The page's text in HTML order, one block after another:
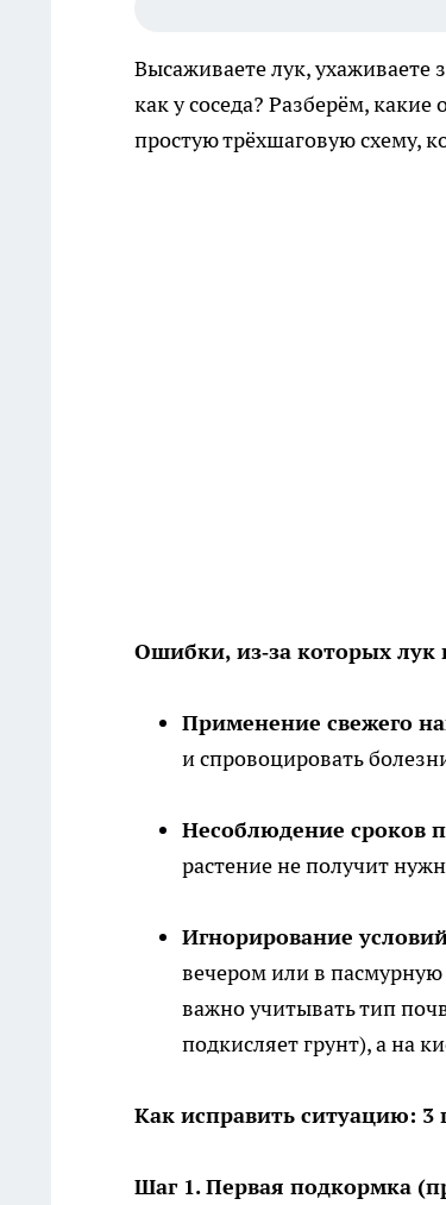
Высаживаете лук,
как у соседа? Разберём,
простую трёхшаговую схему,
Ошибки, из‑за которых лук
Применение свежего
и спровоцировать
Несоблюдение сроков
растение не получит
Игнорирование
вечером или в пасмурную
важно учитывать тип
подкисляет грунт), а на
Как исправить ситуацию: 3
Шаг 1. Первая подкормка